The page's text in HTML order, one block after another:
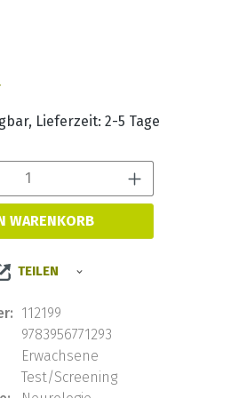
Lieferzeit: 2-5 Tage
WARENKORB
TEILEN
112199
9783956771293
Erwachsene
Test/Screening